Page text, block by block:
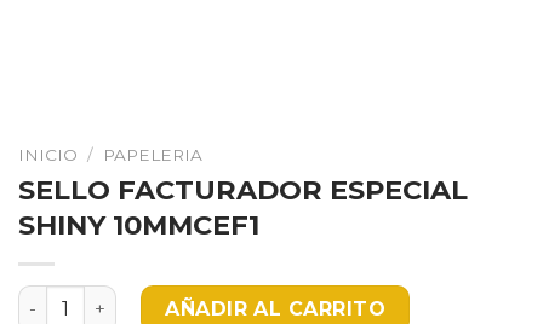
INICIO / PAPELERIA
SELLO FACTURADOR ESPECIAL
SHINY 10MMCEF1
SELLO FACTURADOR ESPECIAL SHINY 10MMCEF1
AÑADIR AL CARRITO